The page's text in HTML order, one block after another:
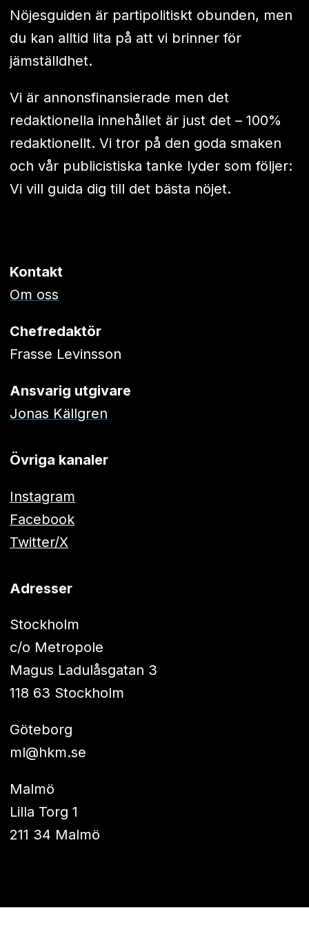
Nöjesguiden är partipolitiskt obunden, men
du kan alltid lita på att vi brinner för
jämställdhet.
Vi är annonsfinansierade men det
redaktionella innehållet är just det – 100%
redaktionellt. Vi tror på den goda smaken
och vår publicistiska tanke lyder som följer:
Vi vill guida dig till det bästa nöjet.
Kontakt
Om oss
Chefredaktör
Frasse Levinsson
Ansvarig utgivare
Jonas Källgren
Övriga kanaler
Instagram
Facebook
Twitter/X
Adresser
Stockholm
c/o Metropole
Magus Ladulåsgatan 3
118 63 Stockholm
Göteborg
ml@hkm.se
Malmö
Lilla Torg 1
211 34 Malmö